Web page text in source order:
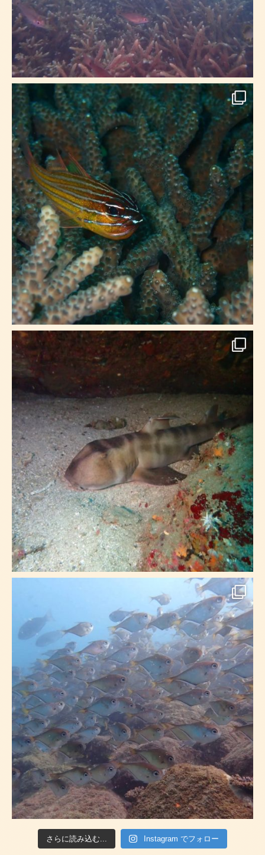
さらに読み込む... Instagram でフォロー